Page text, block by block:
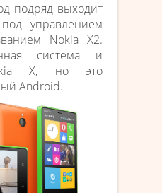
подряд выходит
управлением
Nokia X2.
система и
X, но это
Android.